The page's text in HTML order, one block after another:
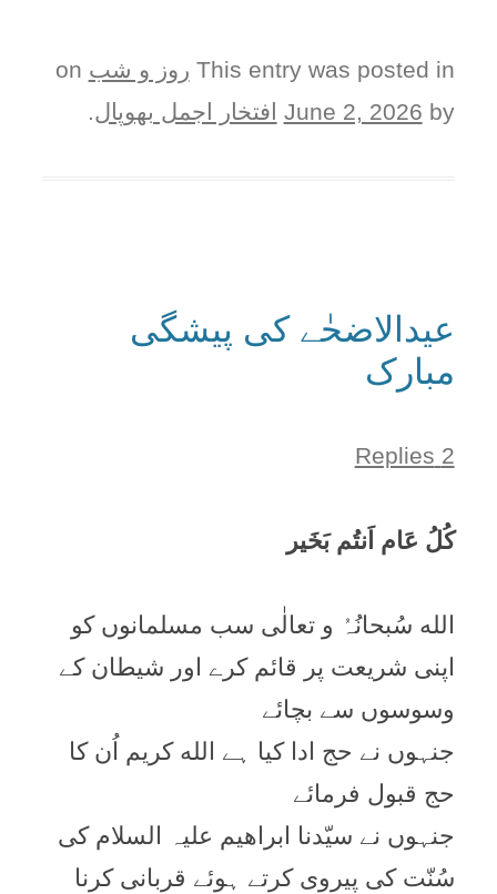
This entry was posted in روز و شب
June 2, 2026 by افتخار اجمل بھوپال.
عیدالاضحٰے کی پیشگی
مبارک
2 Replies
کُلُ عَام اَنتُم بَخَیر
الله سُبحانُہُ و تعالٰی سب مسلمانوں کو
اپنی شريعت پر قائم کرے اور شيطان کے
وسوسوں سے بچائے
جنہوں نے حج ادا کیا ہے الله کریم اُن کا
حج قبول فرمائے
جنہوں نے سیّدنا ابراھیم علیہ السلام کی
سُنّت کی پيروی کرتے ہوئے قربانی کرنا